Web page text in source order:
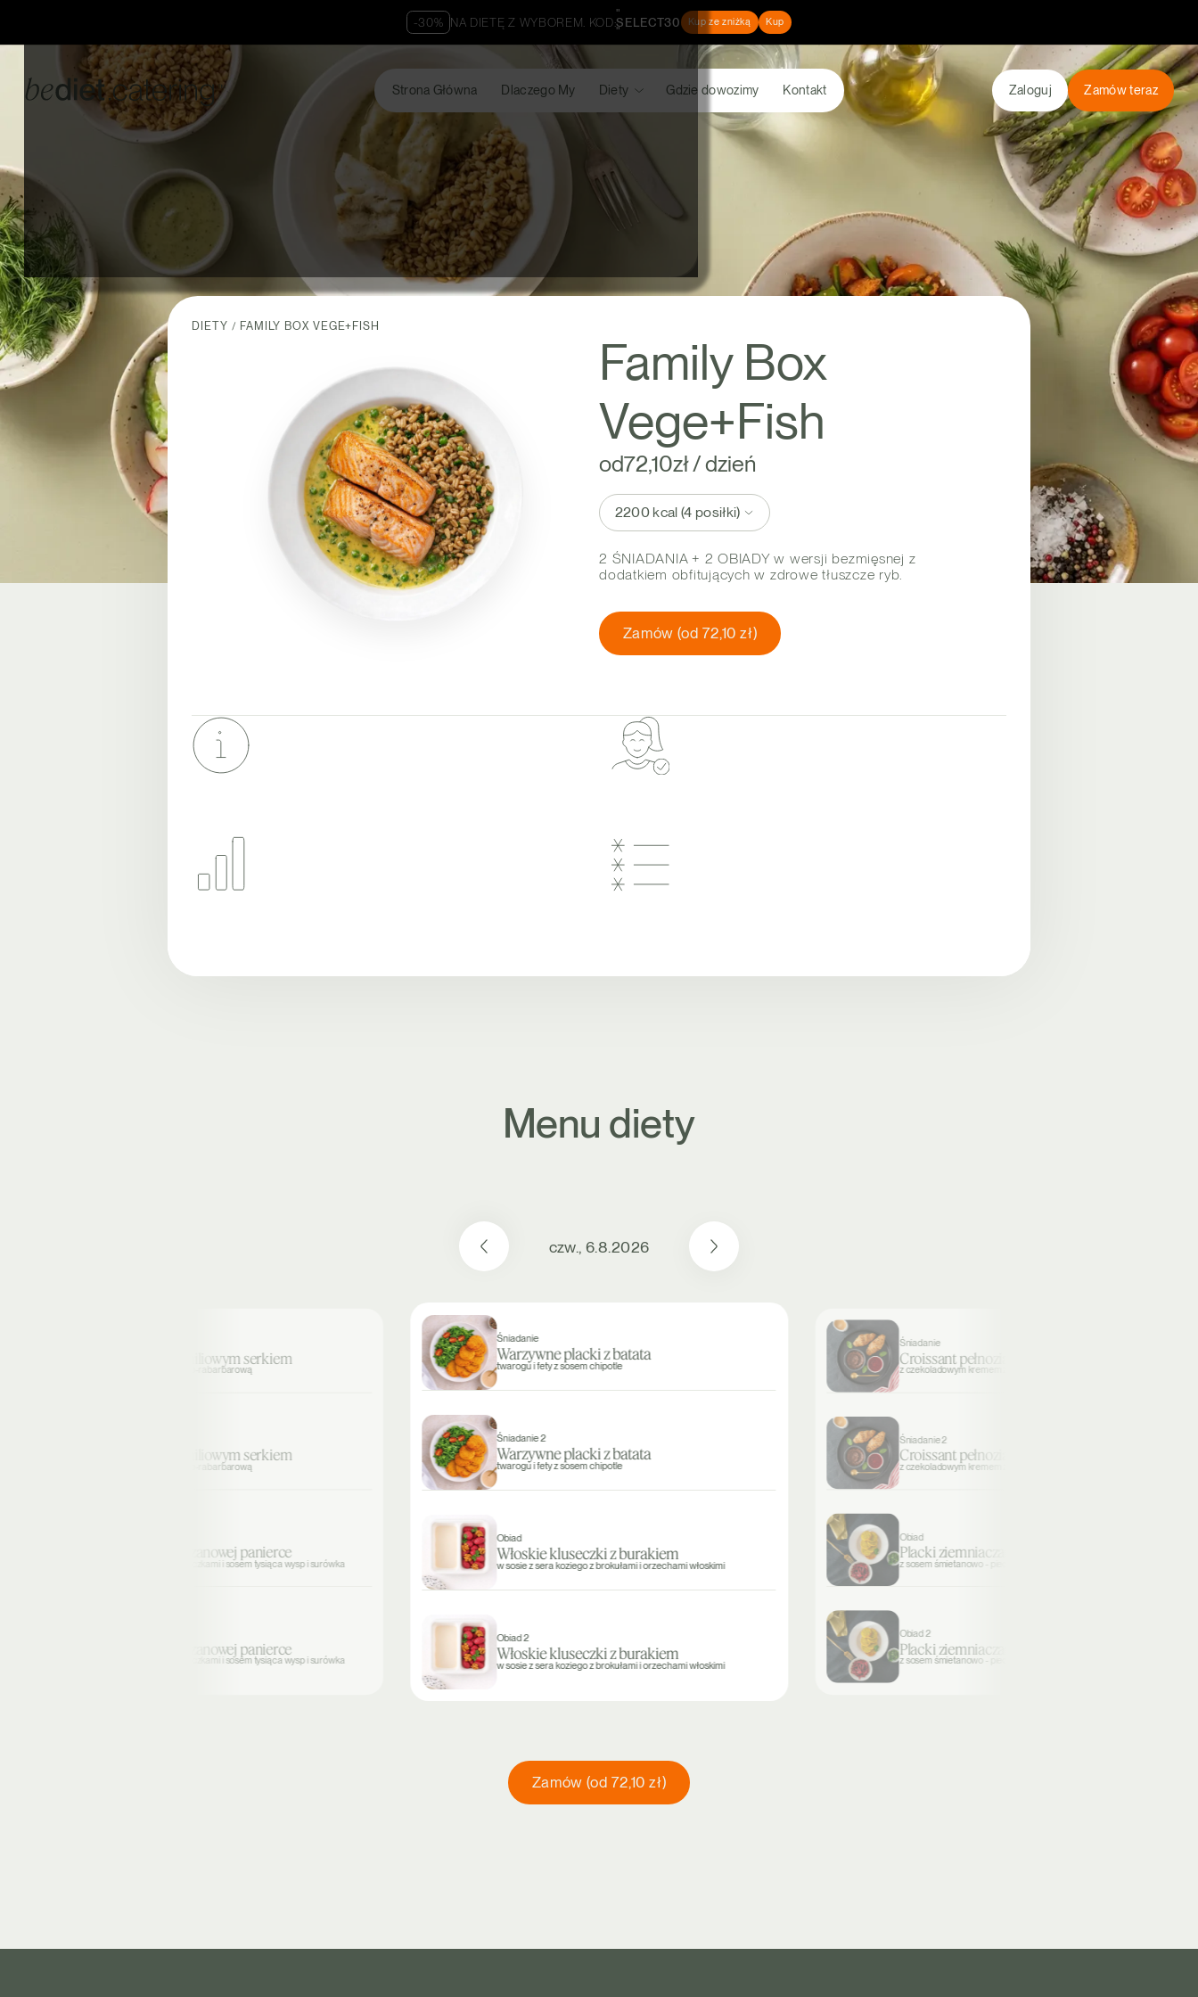
-30% NA DIETĘ Z WYBOREM. KOD:
"
SELECT30
"
Kup ze zniżką Kup
Strona Główna Dlaczego My Diety Gdzie dowozimy Kontakt Zaloguj Zamów teraz
DIETY FAMILY BOX VEGE+FISH
Family Box
Vege+Fish
od72,10zł / dzień
2200 kcal (4 posiłki)
2 ŚNIADANIA + 2 OBIADY w wersji bezmięsnej z
dodatkiem obfitujących w zdrowe tłuszcze ryb.
Zamów (od 72,10 zł)
Menu diety
czw., 6.8.2026
Croissant z waniliowym serkiem
i konfiturą truskawkowo-rabarbarową
Croissant z waniliowym serkiem
i konfiturą truskawkowo-rabarbarową
Dorsz w parmezanowej panierce
z ziemniaczanymi łódeczkami i sosem tysiąca wysp i surówka
Dorsz w parmezanowej panierce
z ziemniaczanymi łódeczkami i sosem tysiąca wysp i surówka
Śniadanie
Warzywne placki z batata
twarogu i fety z sosem chipotle
Śniadanie 2
Warzywne placki z batata
twarogu i fety z sosem chipotle
Obiad
Włoskie kluseczki z burakiem
w sosie z sera koziego z brokułami i orzechami włoskimi
Obiad 2
Włoskie kluseczki z burakiem
w sosie z sera koziego z brokułami i orzechami włoskimi
Śniadanie
Croissant pełnoziarnisty
z czekoladowym kremem z fasoli i konfiturą malinową
Śniadanie 2
Croissant pełnoziarnisty
z czekoladowym kremem z fasoli i konfiturą malinową
Obiad
Placki ziemniaczane
z sosem śmietanowo - pieczarkowym i surówką z buraka
Obiad 2
Placki ziemniaczane
z sosem śmietanowo - pieczarkowym i surówką z buraka
Zamów (od 72,10 zł)